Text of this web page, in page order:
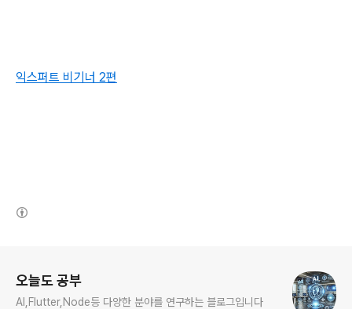
익스퍼트 비기너 2편
오늘도 공부
AI,Flutter,Node등 다양한 분야를 연구하는 블로그입니다